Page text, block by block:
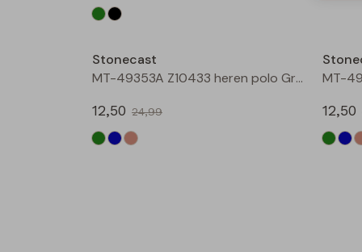
Stonecast
MT-49353A Z10433 heren polo Groen donker
12,50 24,99
12,50